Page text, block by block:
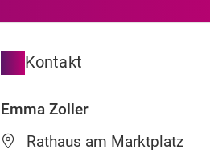
Kontakt
Emma Zoller
Rathaus am Marktplatz